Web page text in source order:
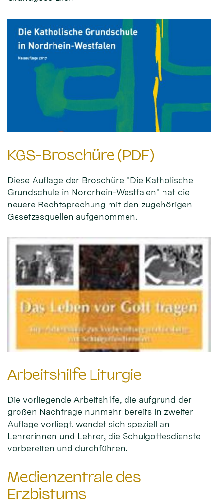
KGS-Broschüre (PDF)
Diese Auflage der Broschüre "Die Katholische
Grundschule in Nordrhein-Westfalen" hat die
neuere Rechtsprechung mit den zugehörigen
Gesetzesquellen aufgenommen.
Arbeitshilfe Liturgie
Die vorliegende Arbeitshilfe, die aufgrund der
großen Nachfrage nunmehr bereits in zweiter
Auflage vorliegt, wendet sich speziell an
Lehrerinnen und Lehrer, die Schulgottesdienste
vorbereiten und durchführen.
Medienzentrale des
Erzbistums